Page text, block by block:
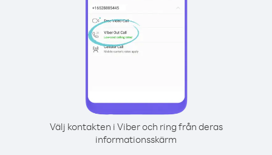
Välj kontakten i Viber och ring från deras
informationsskärm